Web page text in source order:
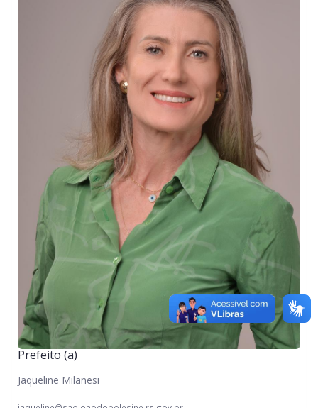
Prefeito (a)
Jaqueline Milanesi